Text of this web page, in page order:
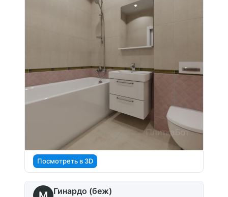
Посмотреть в 3D
Гинардо (беж)